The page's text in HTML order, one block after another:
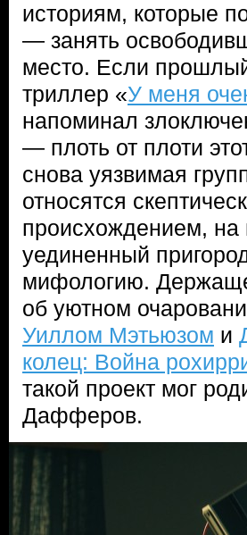
историям, которые
— занять
место. Если
триллер «У меня
напоминал
— плоть от плоти
снова уязвимая
относятся
происхождением, на
уединенный
мифологию.
об уютном
Уиллом Мэтьюзом и
колец: Война
такой проект мог
Дафферов.